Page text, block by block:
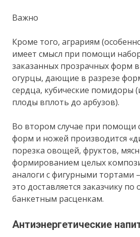
Важно
Кроме того, аграриям
имеет смысл при помощи
заказанных прозрачных форм
огурцы, дающие в разрезе
сердца, кубические помидоры
плоды вплоть до арбузов).
Во втором случае при помощи
форм и ножей производится
порезка овощей, фруктов,
формированием целых
аналоги с фигурными тортами
это доставляется заказчику
банкетным расценкам.
Антиэнергетические